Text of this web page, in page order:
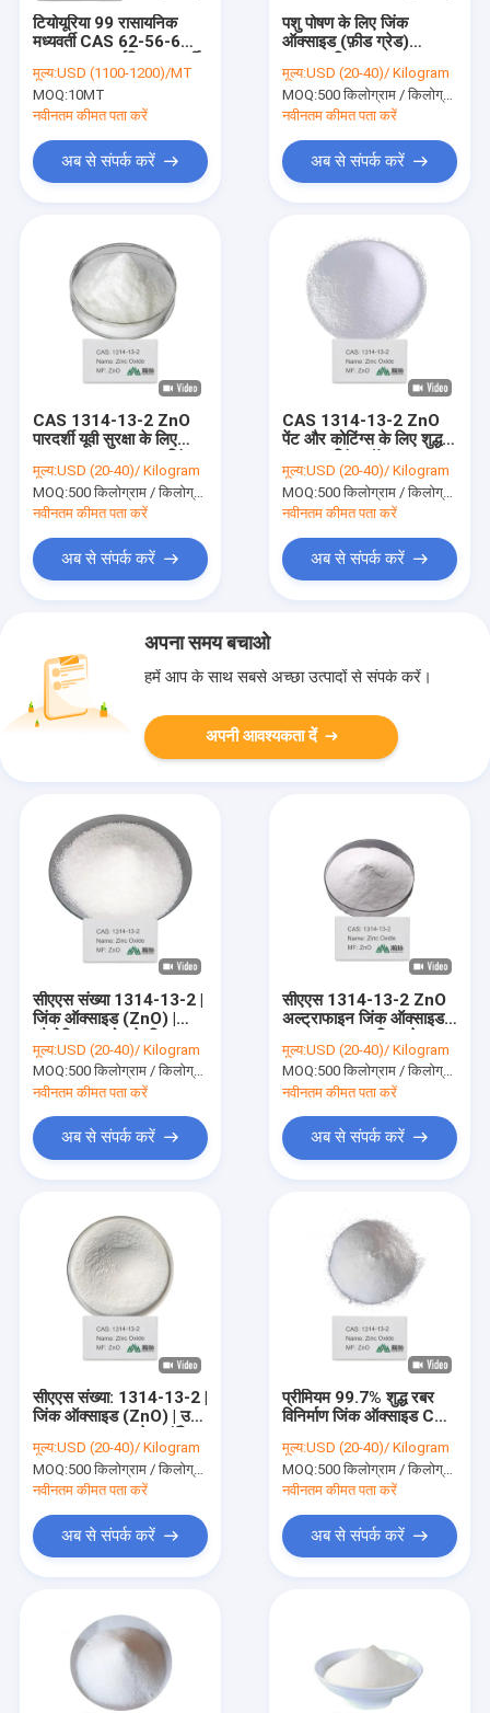
उत्पादों
वीडियो
टियोयूरिया 99 रासायनिक
मध्यवर्ती CAS 62-56-6
मूल्य:USD (1100-1200)/MT
MOQ:10MT
नवीनतम कीमत पता करें
अब से संपर्क करें
पशु पोषण के लिए जिंक
ऑक्साइड (फ़ीड ग्रेड)
मूल्य:USD (20-40)/ Kilogram
MOQ:500 किलोग्राम / किलोग्राम
नवीनतम कीमत पता करें
अब से संपर्क करें
CAS 1314-13-2 ZnO
पारदर्शी यूवी सुरक्षा के लिए
ऑक्साइड
मूल्य:USD (20-40)/ Kilogram
MOQ:500 किलोग्राम / किलोग्राम
नवीनतम कीमत पता करें
अब से संपर्क करें
CAS 1314-13-2 ZnO
पेंट और कोटिंग्स के लिए शुद्ध
पाउडर
मूल्य:USD (20-40)/ Kilogram
MOQ:500 किलोग्राम / किलोग्राम
नवीनतम कीमत पता करें
अब से संपर्क करें
अपना समय बचाओ
हमें आप के साथ सबसे अच्छा उत्पादों से संपर्क करें।
अपनी आवश्यकता दें
सीएएस संख्या 1314-13-2 |
जिंक ऑक्साइड (ZnO) |
रासायनिक मध्यवर्ती
मूल्य:USD (20-40)/ Kilogram
MOQ:500 किलोग्राम / किलोग्राम
नवीनतम कीमत पता करें
अब से संपर्क करें
सीएएस 1314-13-2 ZnO
अल्ट्राफाइन जिंक ऑक्साइड
फॉर्मूलेशन के लिए
मूल्य:USD (20-40)/ Kilogram
MOQ:500 किलोग्राम / किलोग्राम
नवीनतम कीमत पता करें
अब से संपर्क करें
सीएएस संख्या: 1314-13-2 |
जिंक ऑक्साइड (ZnO) | उच्च
घटकों के लिए उपयुक्त
मूल्य:USD (20-40)/ Kilogram
MOQ:500 किलोग्राम / किलोग्राम
नवीनतम कीमत पता करें
अब से संपर्क करें
प्रीमियम 99.7% शुद्ध रबर
विनिर्माण जिंक ऑक्साइड CAS
मूल्य:USD (20-40)/ Kilogram
MOQ:500 किलोग्राम / किलोग्राम
नवीनतम कीमत पता करें
अब से संपर्क करें